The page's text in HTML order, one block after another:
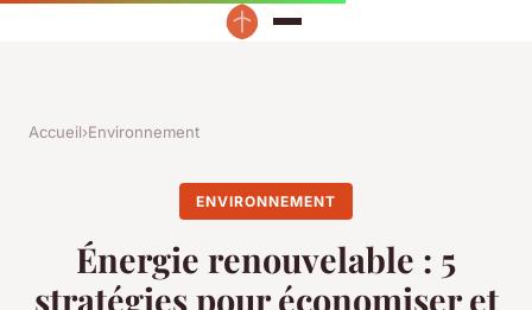
Accueil›Environnement
ENVIRONNEMENT
Énergie renouvelable : 5
stratégies pour économiser et